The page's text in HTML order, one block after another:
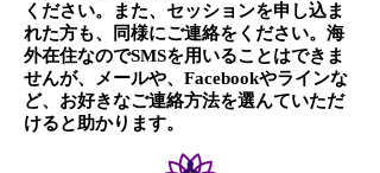
ください。また、セッションを申し込ま
れた方も、同様にご連絡をください。海
外在住なのでSMSを用いることはできま
せんが、メールや、Facebookやラインな
ど、お好きなご連絡方法を選んていただ
けると助かります。